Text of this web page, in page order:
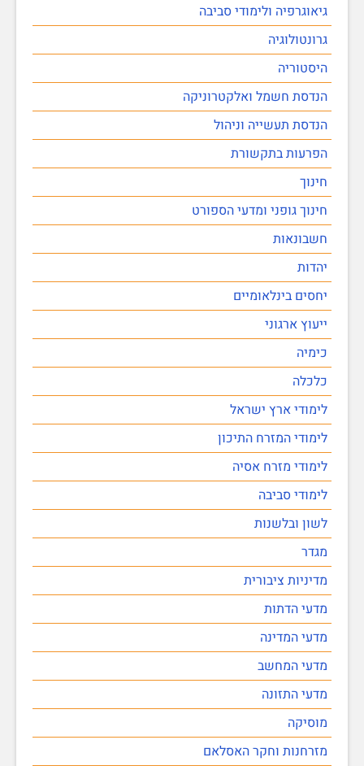
גיאוגרפיה ולימודי סביבה
גרונטולוגיה
היסטוריה
הנדסת חשמל ואלקטרוניקה
הנדסת תעשייה וניהול
הפרעות בתקשורת
חינוך
חינוך גופני ומדעי הספורט
חשבונאות
יהדות
יחסים בינלאומיים
ייעוץ ארגוני
כימיה
כלכלה
לימודי ארץ ישראל
לימודי המזרח התיכון
לימודי מזרח אסיה
לימודי סביבה
לשון ובלשנות
מגדר
מדיניות ציבורית
מדעי הדתות
מדעי המדינה
מדעי המחשב
מדעי התזונה
מוסיקה
מזרחנות וחקר האסלאם